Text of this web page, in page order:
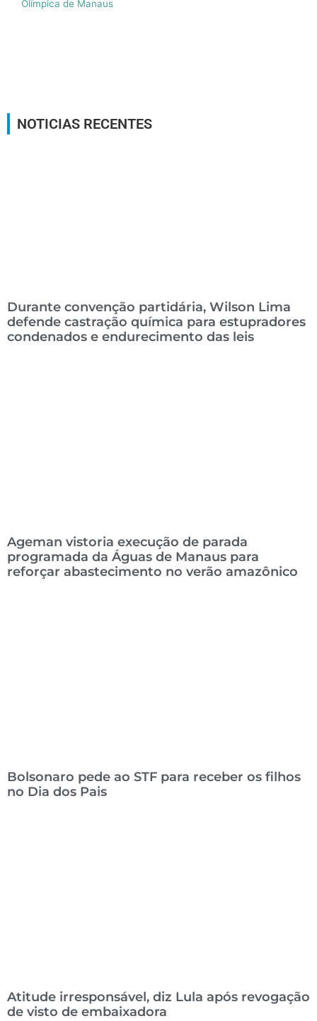
Olímpica de Manaus
NOTICIAS RECENTES
Durante convenção partidária, Wilson Lima
defende castração química para estupradores
condenados e endurecimento das leis
Ageman vistoria execução de parada
programada da Águas de Manaus para
reforçar abastecimento no verão amazônico
Bolsonaro pede ao STF para receber os filhos
no Dia dos Pais
Atitude irresponsável, diz Lula após revogação
de visto de embaixadora